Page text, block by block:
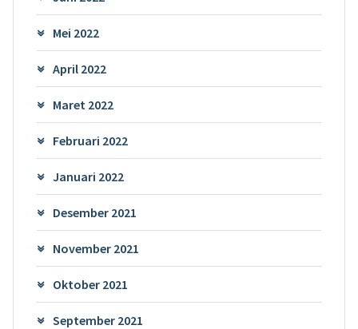
Mei 2022
April 2022
Maret 2022
Februari 2022
Januari 2022
Desember 2021
November 2021
Oktober 2021
September 2021